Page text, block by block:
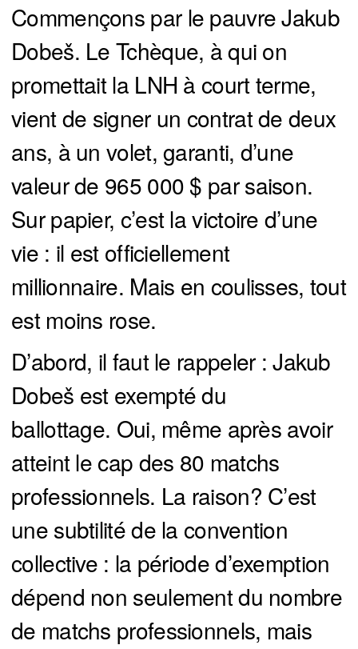
Commençons par le pauvre Jakub
Dobeš. Le Tchèque, à qui on
promettait la LNH à court terme,
vient de signer un contrat de deux
ans, à un volet, garanti, d’une
valeur de 965 000 $ par saison.
Sur papier, c’est la victoire d’une
vie : il est officiellement
millionnaire. Mais en coulisses, tout
est moins rose.
D’abord, il faut le rappeler : Jakub
Dobeš est exempté du
ballottage. Oui, même après avoir
atteint le cap des 80 matchs
professionnels. La raison? C’est
une subtilité de la convention
collective : la période d’exemption
dépend non seulement du nombre
de matchs professionnels, mais